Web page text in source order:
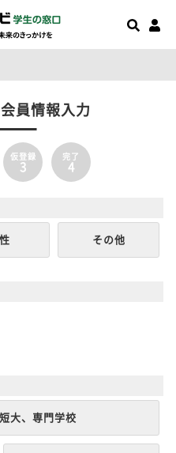
員情報入力
仮登録
3
完了
4
その他
大、専門学校